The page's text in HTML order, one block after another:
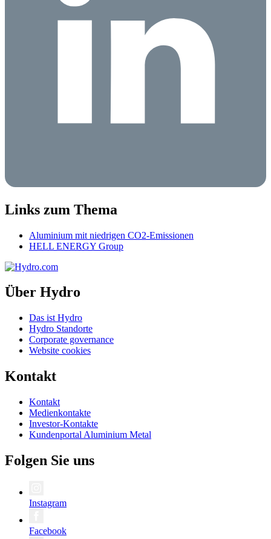
Links zum Thema
Aluminium mit niedrigen CO2-Emissionen
HELL ENERGY Group
Über Hydro
Das ist Hydro
Hydro Standorte
Corporate governance
Website cookies
Kontakt
Kontakt
Medienkontakte
Investor-Kontakte
Kundenportal Aluminium Metal
Folgen Sie uns
Instagram
Facebook